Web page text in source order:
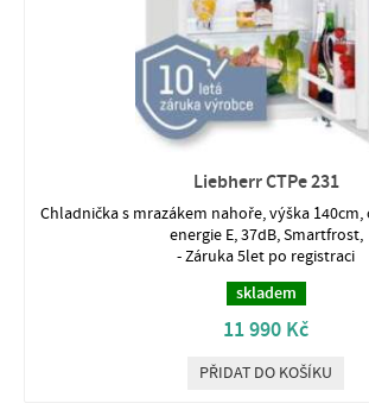
Liebherr CTPe 231
Chladnička s mrazákem nahoře, výška
energie E, 37dB, Smartfrost,
- Záruka 5let po registraci
skladem
11 990 Kč
PŘIDAT DO KOŠÍKU